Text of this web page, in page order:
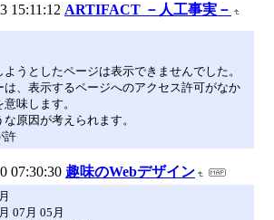
15:11:12 ARTIFACT －人工事実－
ようとしたページは表示できませんでした。
は、表示するページへのアクセス許可がなか
味します。
な原因が考えられます。
許
07:30:30 趣味のWebデザイン
07月 05月